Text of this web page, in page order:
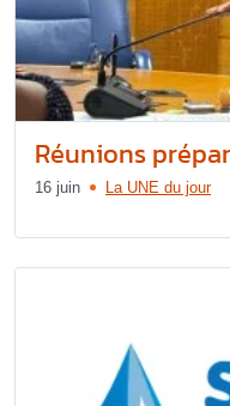
Réunions
16 juin La UNE du jour